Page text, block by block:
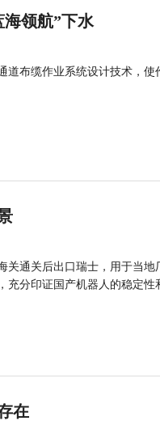
海领航”下水
布缆作业系统设计技术，使
关通关后出口瑞士，用于当
分印证国产机器人的稳定性
在